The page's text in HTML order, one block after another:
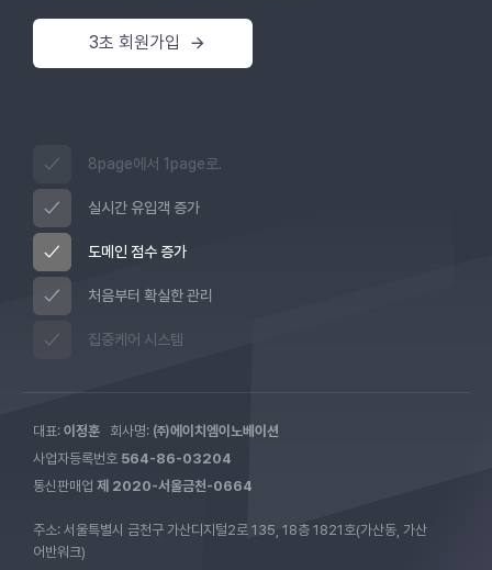
3초 회원가입
8page에서 1page로.
실시간 유입객 증가
도메인 점수 증가
처음부터 확실한 관리
집중케어 시스템
대표: 이정훈 회사명: ㈜에이치엠이노베이션
사업자등록번호 564-86-03204
통신판매업 제 2020-서울금천-0664
주소: 서울특별시 금천구 가산디지털2로 135, 18층 1821호(가산동, 가산
어반워크)